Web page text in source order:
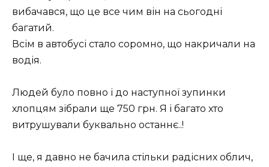
вибачався, що це все чим він на сьогодні
багатий.
Всім в автобусі стало соромно, що накричали на
водія.
Людей було повно і до наступної зупинки
хлопцям зібрали ще 750 грн. Я і багато хто
витрушували буквально останнє..!
І ще, я давно не бачила стільки радісних облич,